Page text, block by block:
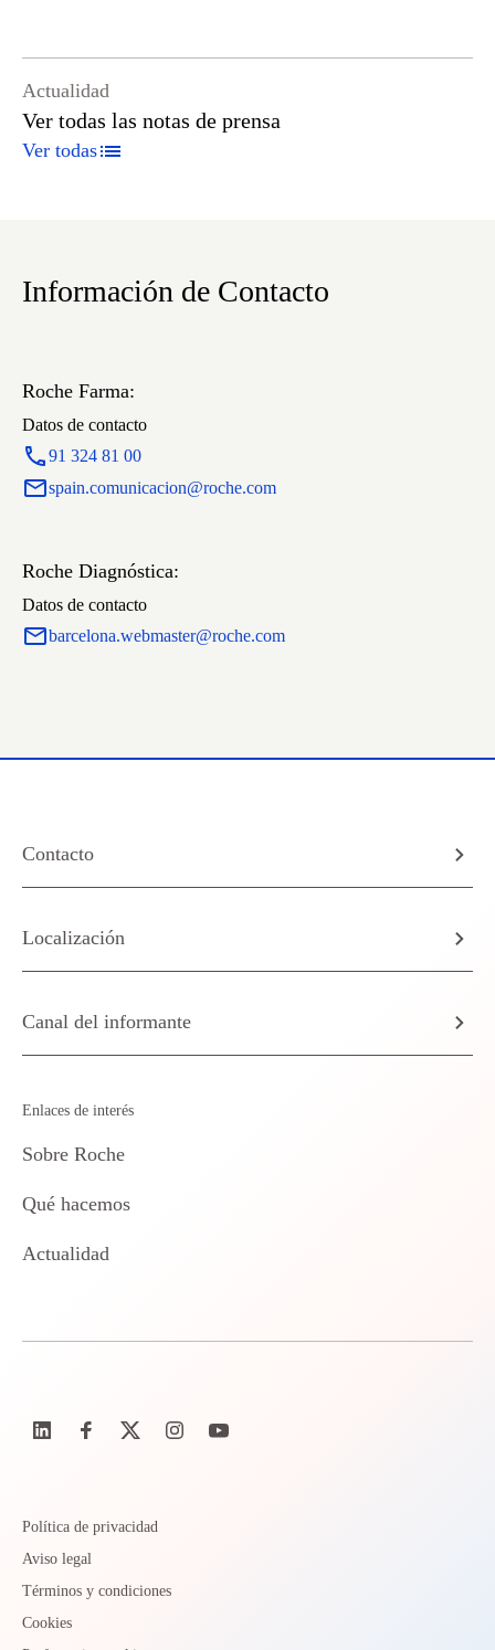
Actualidad
Ver todas las notas de prensa
Ver todas
Información de Contacto
Roche Farma:
Datos de contacto
91 324 81 00
spain.comunicacion@roche.com
Roche Diagnóstica:
Datos de contacto
barcelona.webmaster@roche.com
Contacto
Localización
Canal del informante
Enlaces de interés
Sobre Roche
Qué hacemos
Actualidad
Política de privacidad
Aviso legal
Términos y condiciones
Cookies